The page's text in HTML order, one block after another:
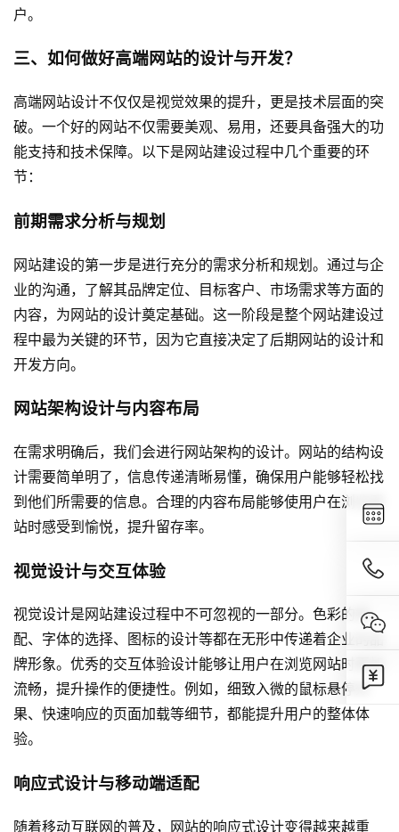
户。
三、如何做好高端网站的设计与开发？
高端网站设计不仅仅是视觉效果的提升，更是技术层面的突
破。一个好的网站不仅需要美观、易用，还要具备强大的功
能支持和技术保障。以下是网站建设过程中几个重要的环
节：
前期需求分析与规划
网站建设的第一步是进行充分的需求分析和规划。通过与企
业的沟通，了解其品牌定位、目标客户、市场需求等方面的
内容，为网站的设计奠定基础。这一阶段是整个网站建设过
程中最为关键的环节，因为它直接决定了后期网站的设计和
开发方向。
网站架构设计与内容布局
在需求明确后，我们会进行网站架构的设计。网站的结构设
计需要简单明了，信息传递清晰易懂，确保用户能够轻松找
到他们所需要的信息。合理的内容布局能够使用户在浏览网
站时感受到愉悦，提升留存率。
视觉设计与交互体验
视觉设计是网站建设过程中不可忽视的一部分。色彩的搭
配、字体的选择、图标的设计等都在无形中传递着企业的品
牌形象。优秀的交互体验设计能够让用户在浏览网站时更加
流畅，提升操作的便捷性。例如，细致入微的鼠标悬停效
果、快速响应的页面加载等细节，都能提升用户的整体体
验。
响应式设计与移动端适配
随着移动互联网的普及，网站的响应式设计变得越来越重